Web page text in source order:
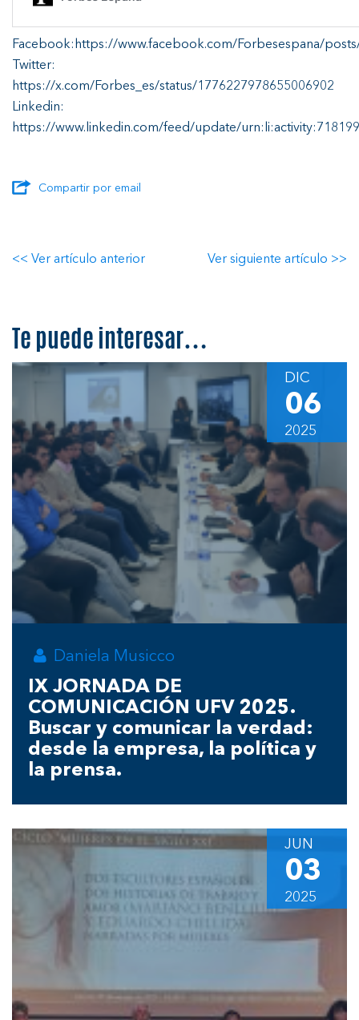
Facebook:https://www.facebook.com/Forbesespana/
Twitter:
https://x.com/Forbes_es/status/1776227978655006902
Linkedin:
https://www.linkedin.com/feed/update/
Compartir por email
<< Ver artículo anterior Ver siguiente artículo >>
Te puede interesar…
DIC
06
2025
Daniela Musicco
IX JORNADA DE
COMUNICACIÓN UFV 2025.
Buscar y comunicar la verdad:
desde la empresa, la política y
la prensa.
JUN
03
2025